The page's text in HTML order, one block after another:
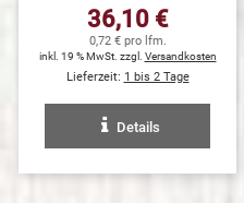
36,10 €
0,72 € pro lfm.
inkl. 19 % MwSt. zzgl. Versandkosten
Lieferzeit: 1 bis 2 Tage
Details